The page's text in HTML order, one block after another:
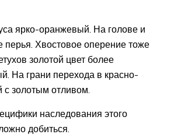
ярко-оранжевый. На голове и
Хвостовое оперение тоже
золотой цвет более
На грани перехода в красно-
с золотым отливом.
наследования этого
добиться.